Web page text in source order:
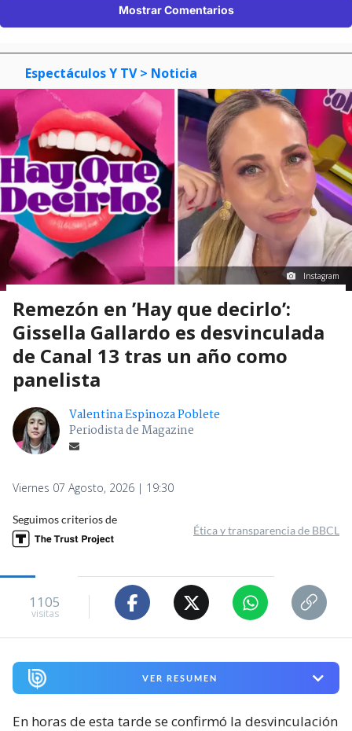
Mostrar Comentarios
Espectáculos Y TV > Noticia
Instagram
Remezón en ’Hay que decirlo’:
Gissella Gallardo es desvinculada
de Canal 13 tras un año como
panelista
Valentina Espinoza Poblete
Periodista de Magazine
Viernes 07 Agosto, 2026 | 19:30
Seguimos criterios de
Ética y transparencia de BBCL
1105
visitas
VER RESUMEN
En horas de esta tarde se confirmó la desvinculación